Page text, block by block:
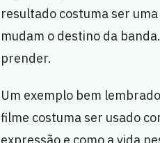
resultado costuma ser
mudam o destino da
prender.
Um exemplo bem
filme costuma ser usado
expressão e como a vida